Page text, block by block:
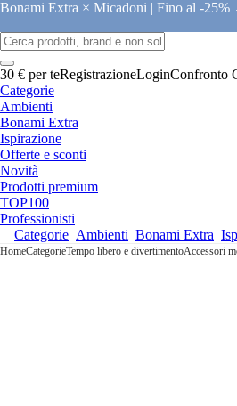
Bonami Extra × Micadoni | Fino al -25%
30 € per teRegistrazioneLoginConfronto
Categorie
Ambienti
Bonami Extra
Ispirazione
Offerte e sconti
Novità
Prodotti premium
TOP100
Professionisti
Categorie Ambienti Bonami Extra
HomeCategorieTempo libero e divertimentoAccessori